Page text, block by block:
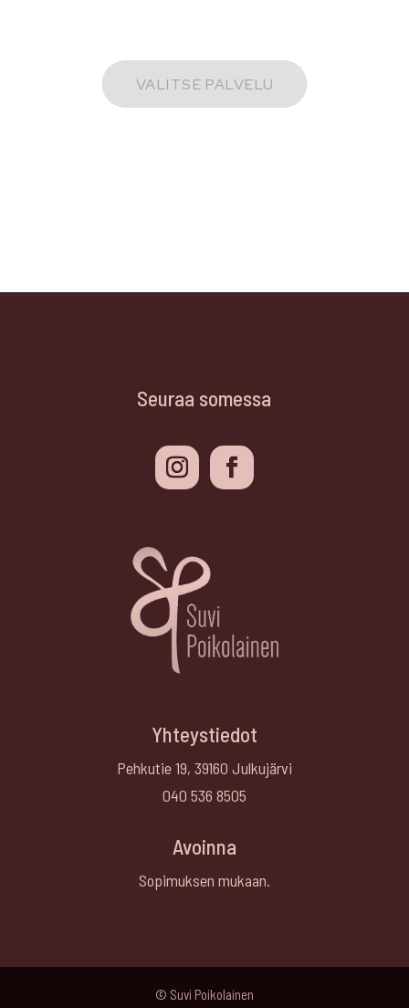
Seuraa somessa
Yhteystiedot
Pehkutie 19, 39160 Julkujärvi
040 536 8505
Avoinna
Sopimuksen mukaan.
© Suvi Poikolainen